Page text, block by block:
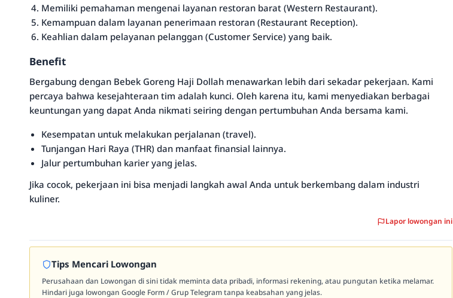
Memiliki pemahaman mengenai layanan restoran barat (Western Restaurant).
Kemampuan dalam layanan penerimaan restoran (Restaurant Reception).
Keahlian dalam pelayanan pelanggan (Customer Service) yang baik.
Benefit
Bergabung dengan Bebek Goreng Haji Dollah menawarkan lebih dari sekadar pekerjaan. Kami
percaya bahwa kesejahteraan tim adalah kunci. Oleh karena itu, kami menyediakan berbagai
keuntungan yang dapat Anda nikmati seiring dengan pertumbuhan Anda bersama kami.
Kesempatan untuk melakukan perjalanan (travel).
Tunjangan Hari Raya (THR) dan manfaat finansial lainnya.
Jalur pertumbuhan karier yang jelas.
Jika cocok, pekerjaan ini bisa menjadi langkah awal Anda untuk berkembang dalam industri
kuliner.
Lapor lowongan ini
Tips Mencari Lowongan
Perusahaan dan Lowongan di sini tidak meminta data pribadi, informasi rekening, atau pungutan ketika melamar.
Hindari juga lowongan Google Form / Grup Telegram tanpa keabsahan yang jelas.